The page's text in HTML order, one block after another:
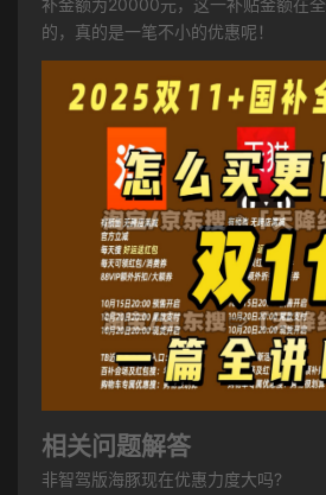
补金额为20000元，这一补贴金额在
的，真的是一笔不小的优惠呢！
相关问题解答
非智驾版海豚现在优惠力度大吗?